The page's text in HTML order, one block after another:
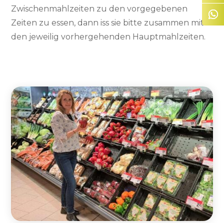
Zwischenmahlzeiten zu den vorgegebenen
Zeiten zu essen, dann iss sie bitte zusammen mit
den jeweilig vorhergehenden Hauptmahlzeiten.